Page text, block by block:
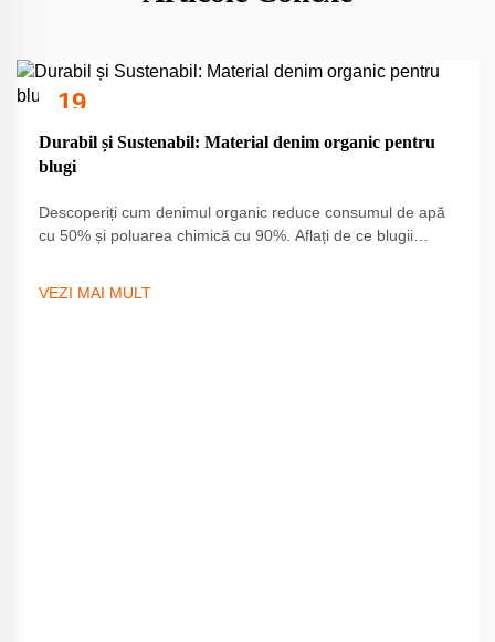
19
Durabil și Sustenabil: Material denim organic pentru
blugi
Descoperiți cum denimul organic reduce consumul de apă
cu 50% și poluarea chimică cu 90%. Aflați de ce blugii
VEZI MAI MULT